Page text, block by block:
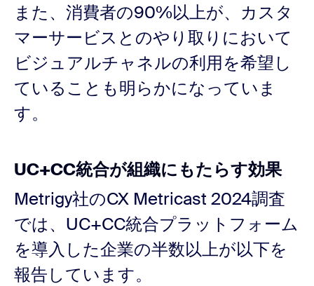
また、消費者の90%以上が、カスタ
マーサービスとのやり取りにおいて
ビジュアルチャネルの利用を希望し
ていることも明らかになっていま
す。
UC+CC統合が組織にもたらす効果
Metrigy社のCX Metricast 2024調査
では、UC+CC統合プラットフォーム
を導入した企業の半数以上が以下を
報告しています。